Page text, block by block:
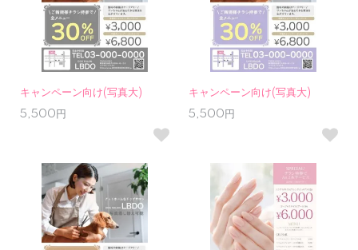
キャンペーン向け(写真大)
5,500円
キャンペーン向け(写真大)
5,500円